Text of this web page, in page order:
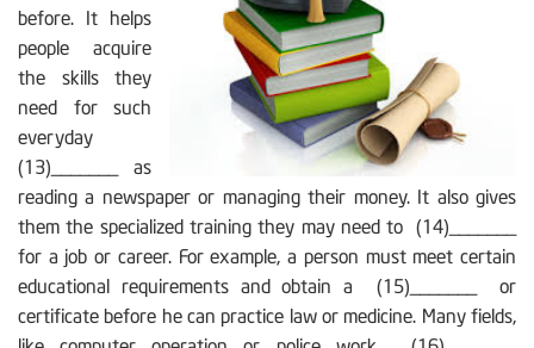
before. It helps
people acquire
the skills they
need for such
everyday
(13)_______ as
reading a newspaper or managing their money. It also gives
them the specialized training they may need to (14)_______
for a job or career. For example, a person must meet certain
educational requirements and obtain a (15)_______ or
certificate before he can practice law or medicine. Many fields,